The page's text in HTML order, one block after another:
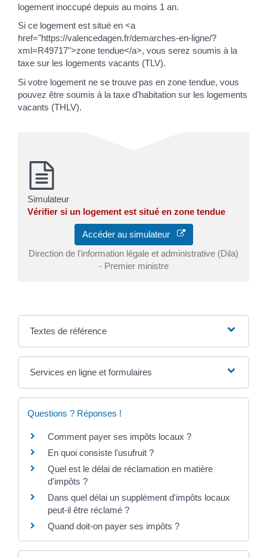
logement inoccupé depuis au moins 1 an.
Si ce logement est situé en <a
href="https://valencedagen.fr/demarches-en-ligne/?
xml=R49717">zone tendue</a>, vous serez soumis à la
taxe sur les logements vacants (TLV).
Si votre logement ne se trouve pas en zone tendue, vous
pouvez être soumis à la taxe d'habitation sur les logements
vacants (THLV).
Simulateur
Vérifier si un logement est situé en zone tendue
Accéder au simulateur
Direction de l'information légale et administrative (Dila)
- Premier ministre
Textes de référence
Services en ligne et formulaires
Questions ? Réponses !
Comment payer ses impôts locaux ?
En quoi consiste l'usufruit ?
Quel est le délai de réclamation en matière
d'impôts ?
Dans quel délai un supplément d'impôts locaux
peut-il être réclamé ?
Quand doit-on payer ses impôts ?